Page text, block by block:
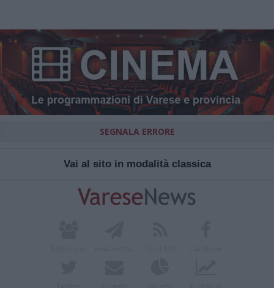
SEGNALA ERRORE
Vai al sito in modalità classica